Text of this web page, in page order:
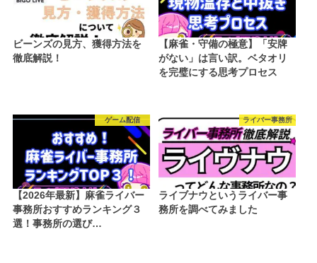
ビーンズの見方、獲得方法を
徹底解説！
【麻雀・守備の極意】「安牌
がない」は言い訳。ベタオリ
を完璧にする思考プロセス
ゲーム配信
【2026年最新】麻雀ライバー
事務所おすすめランキング３
選！事務所の選び…
ライバー事務所
ライブナウというライバー事
務所を調べてみました